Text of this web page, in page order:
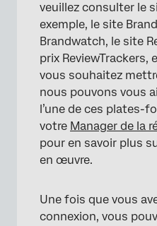
veuillez consulter le
exemple, le site
Brandwatch, le site
prix ReviewTrackers,
vous souhaitez
nous pouvons vous
l’une de ces plates-
votre Manager de la
pour en savoir plus
en œuvre.
Une fois que vous
connexion, vous